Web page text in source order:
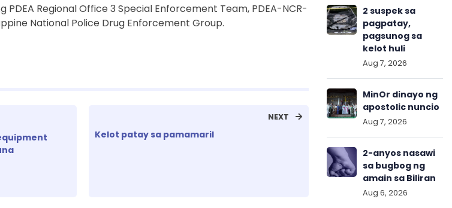
PDEA Regional Office 3 Special Enforcement Team, PDEA-NCR-
National Police Drug Enforcement Group.
NEXT
Kelot patay sa pamamaril
2 suspek sa
pagpatay,
pagsunog sa
kelot huli
Aug 7, 2026
MinOr dinayo ng
apostolic nuncio
Aug 7, 2026
2-anyos nasawi
sa bugbog ng
amain sa Biliran
Aug 6, 2026